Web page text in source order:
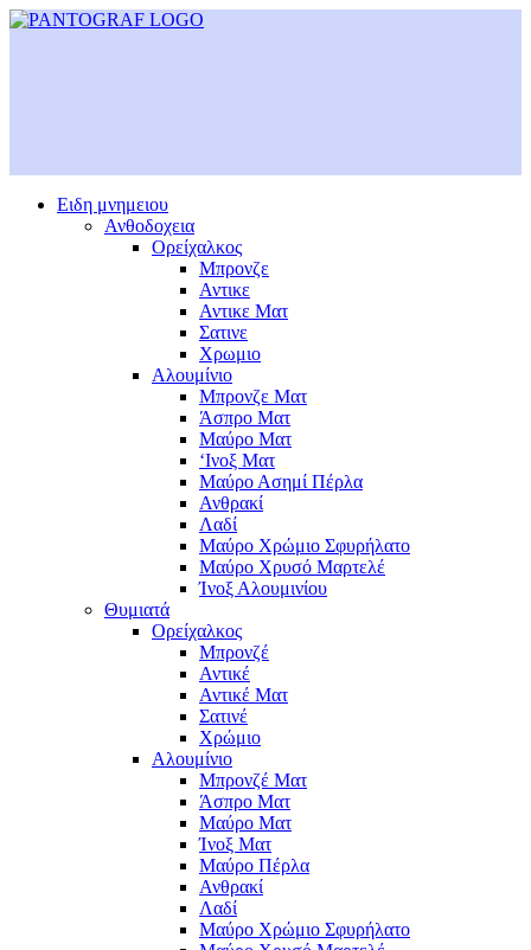
Ειδη μνημειου
Ανθοδοχεια
Ορείχαλκος
Μπρονζε
Αντικε
Αντικε Ματ
Σατινε
Χρωμιο
Αλουμίνιο
Μπρονζε Ματ
Άσπρο Ματ
Μαύρο Ματ
‘Ινοξ Ματ
Μαύρο Ασημί Πέρλα
Ανθρακί
Λαδί
Μαύρο Χρώμιο Σφυρήλατο
Μαύρο Χρυσό Μαρτελέ
Ίνοξ Αλουμινίου
Θυμιατά
Ορείχαλκος
Μπρονζέ
Αντικέ
Αντικέ Ματ
Σατινέ
Χρώμιο
Αλουμίνιο
Μπρονζέ Ματ
Άσπρο Ματ
Μαύρο Ματ
Ίνοξ Ματ
Μαύρο Πέρλα
Ανθρακί
Λαδί
Μαύρο Χρώμιο Σφυρήλατο